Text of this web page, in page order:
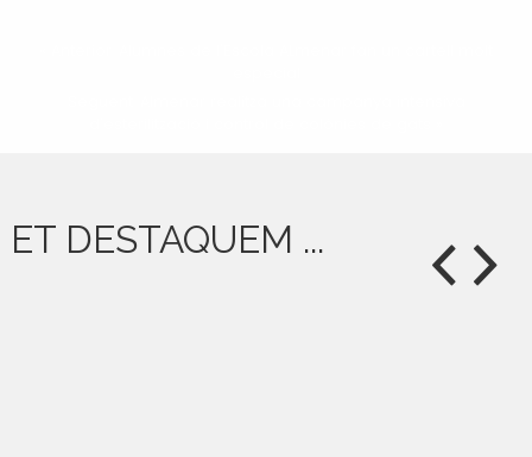
ET DESTAQUEM ...